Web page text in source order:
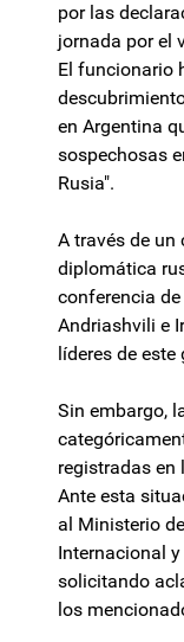
por las
jornada por el
El funcionario
en Argentina
sospechosas
Rusia".
A través de un
diplomática
conferencia
Andriashvili e
líderes de este
Sin embargo,
registradas en
Ante esta
al Ministerio
Internacional
solicitando
los